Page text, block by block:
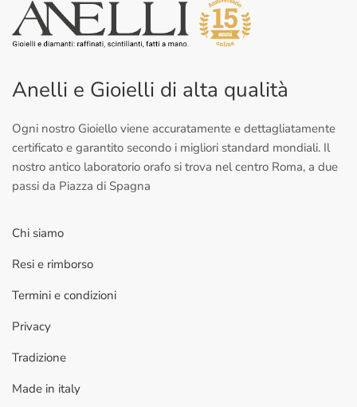
Anelli e Gioielli di alta qualità
Ogni nostro Gioiello viene accuratamente e dettagliatamente
certificato e garantito secondo i migliori standard mondiali. Il
nostro antico laboratorio orafo si trova nel centro Roma, a due
passi da Piazza di Spagna
Chi siamo
Resi e rimborso
Termini e condizioni
Privacy
Tradizione
Made in italy